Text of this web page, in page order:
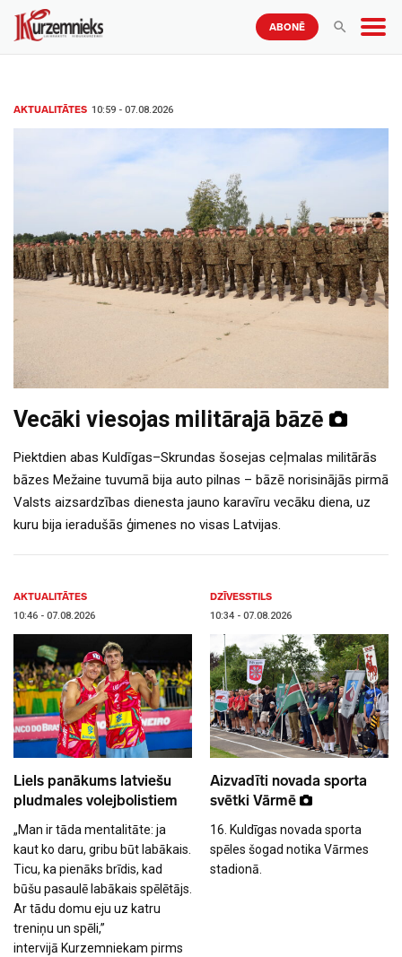
ABONĒ
AKTUALITĀTES 10:59 - 07.08.2026
Vecāki viesojas militārajā bāzē
Piektdien abas Kuldīgas–Skrundas šosejas ceļmalas militārās
bāzes Mežaine tuvumā bija auto pilnas – bāzē norisinājās pirmā
Valsts aizsardzības dienesta jauno karavīru vecāku diena, uz
kuru bija ieradušās ģimenes no visas Latvijas.
AKTUALITĀTES
10:46 - 07.08.2026
Liels panākums latviešu
pludmales volejbolistiem
„Man ir tāda mentalitāte: ja
kaut ko daru, gribu būt labākais.
Ticu, ka pienāks brīdis, kad
būšu pasaulē labākais spēlētājs.
Ar tādu domu eju uz katru
treniņu un spēli,”
intervijā Kurzemniekam pirms
DZĪVESSTILS
10:34 - 07.08.2026
Aizvadīti novada sporta
svētki Vārmē
16. Kuldīgas novada sporta
spēles šogad notika Vārmes
stadionā.